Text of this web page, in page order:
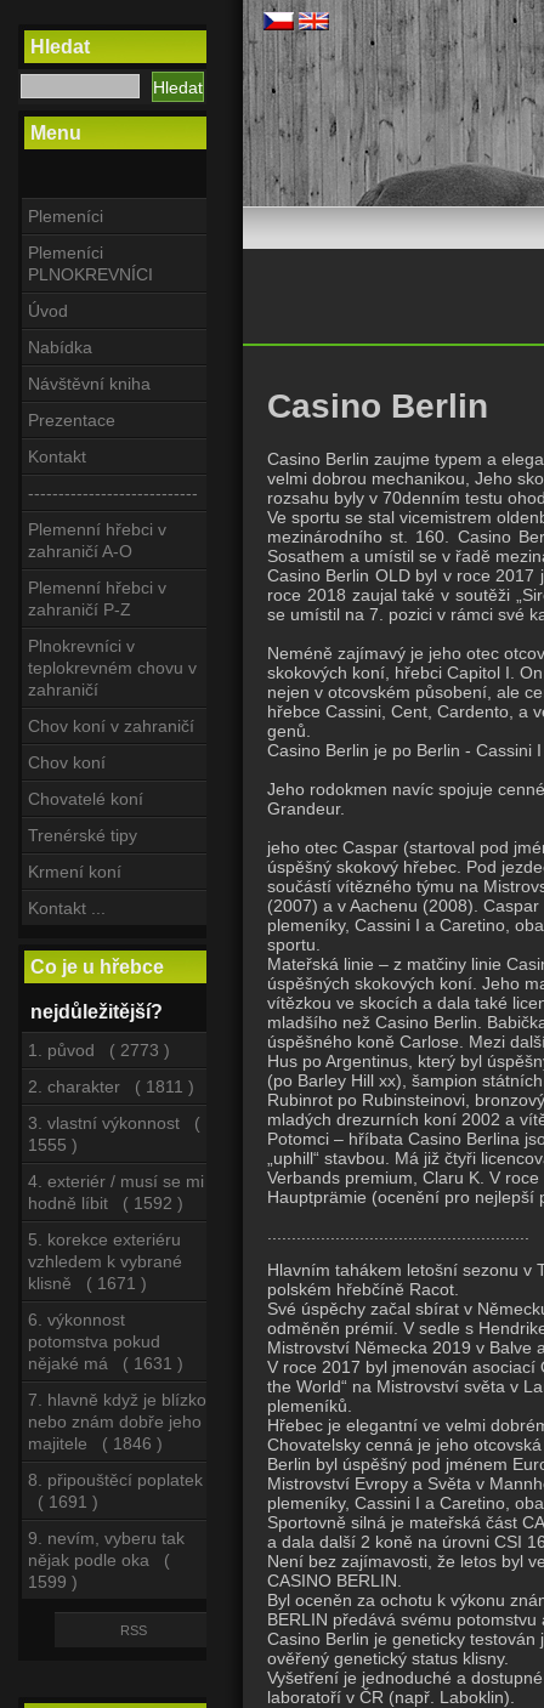
Hledat
Menu
Plemeníci
Plemeníci
PLNOKREVNÍCI
Úvod
Nabídka
Návštěvní kniha
Prezentace
Kontakt
----------------------------
Plemenní hřebci v
zahraničí A-O
Plemenní hřebci v
zahraničí P-Z
Plnokrevníci v
teplokrevném chovu v
zahraničí
Chov koní v zahraničí
Chov koní
Chovatelé koní
Trenérské tipy
Krmení koní
Kontakt ...
Co je u hřebce
nejdůležitější?
1. původ ( 2773 )
2. charakter ( 1811 )
3. vlastní výkonnost (
1555 )
4. exteriér / musí se mi
hodně líbit ( 1592 )
5. korekce exteriéru
vzhledem k vybrané
klisně ( 1671 )
6. výkonnost
potomstva pokud
nějaké má ( 1631 )
7. hlavně když je blízko
nebo znám dobře jeho
majitele ( 1846 )
8. připouštěcí poplatek
( 1691 )
9. nevím, vyberu tak
nějak podle oka (
1599 )
RSS
Casino Berlin
Casino Berlin zaujme typem a
velmi dobrou mechanikou, Jeho
rozsahu byly v 70denním testu
Ve sportu se stal vicemistrem
mezinárodního st. 160. Casino
Sosathem a umístil se v řadě
Casino Berlin OLD byl v roce
roce 2018 zaujal také v soutěži
se umístil na 7. pozici v rámci své
Neméně zajímavý je jeho otec
skokových koní, hřebci Capitol I.
nejen v otcovském působení, ale
hřebce Cassini, Cent, Cardento, a
genů.
Casino Berlin je po Berlin - Cassini
Jeho rodokmen navíc spojuje
Grandeur.
jeho otec Caspar (startoval pod
úspěšný skokový hřebec. Pod
součástí vítězného týmu na
(2007) a v Aachenu (2008).
plemeníky, Cassini I a Caretino,
sportu.
Mateřská linie – z matčiny linie
úspěšných skokových koní. Jeho
vítězkou ve skocích a dala také
mladšího než Casino Berlin.
úspěšného koně Carlose. Mezi
Hus po Argentinus, který byl
(po Barley Hill xx), šampion
Rubinrot po Rubinsteinovi,
mladých drezurních koní 2002 a
Potomci – hříbata Casino Berlina
„uphill“ stavbou. Má již čtyři
Verbands premium, Claru K. V
Hauptprämie (ocenění pro nejlepší
Hlavním tahákem letošní sezonu v
polském hřebčíně Racot.
Své úspěchy začal sbírat v
odměněn prémií. V sedle s
Mistrovství Německa 2019 v Balve
V roce 2017 byl jmenován asociací
the World“ na Mistrovství světa v
plemeníků.
Hřebec je elegantní ve velmi
Chovatelsky cenná je jeho
Berlin byl úspěšný pod jménem
Mistrovství Evropy a Světa v
plemeníky, Cassini I a Caretino,
Sportovně silná je mateřská část
a dala další 2 koně na úrovni CSI
Není bez zajímavosti, že letos byl
CASINO BERLIN.
Byl oceněn za ochotu k výkonu
BERLIN předává svému
Casino Berlin je geneticky
ověřený genetický status klisny.
Vyšetření je jednoduché a
laboratoří v ČR (např. Laboklin).